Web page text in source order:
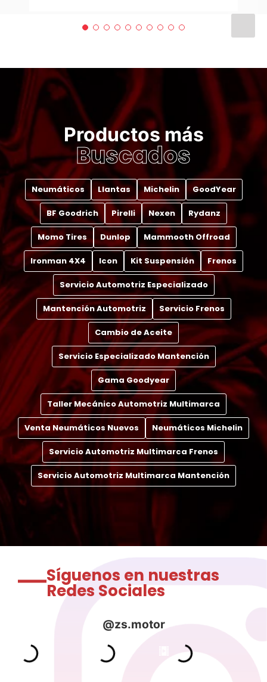
Productos más
Buscados
Neumáticos Llantas Michelin GoodYear
BF Goodrich Pirelli Nexen Rydanz
Momo Tires Dunlop Mammooth Offroad
Ironman 4X4 Icon Kit Suspensión Frenos
Servicio Automotriz Especializado
Mantención Automotriz Servicio Frenos
Cambio de Aceite
Servicio Especializado Mantención
Gama Goodyear
Taller Mecánico Automotriz Multimarca
Venta Neumáticos Nuevos Neumáticos Michelin
Servicio Automotriz Multimarca Frenos
Servicio Automotriz Multimarca Mantención
Síguenos en nuestras
Redes Sociales